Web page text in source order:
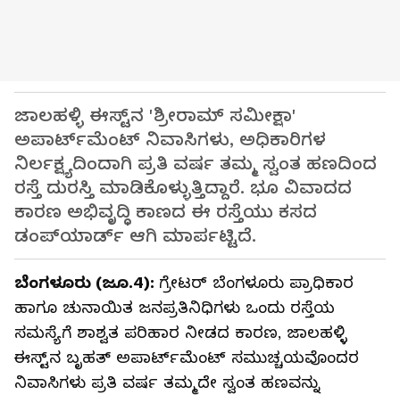
ಜಾಲಹಳ್ಳಿ ಈಸ್ಟ್‌ನ 'ಶ್ರೀರಾಮ್ ಸಮೀಕ್ಷಾ'
ಅಪಾರ್ಟ್‌ಮೆಂಟ್ ನಿವಾಸಿಗಳು, ಅಧಿಕಾರಿಗಳ
ನಿರ್ಲಕ್ಷ್ಯದಿಂದಾಗಿ ಪ್ರತಿ ವರ್ಷ ತಮ್ಮ ಸ್ವಂತ ಹಣದಿಂದ
ರಸ್ತೆ ದುರಸ್ತಿ ಮಾಡಿಕೊಳ್ಳುತ್ತಿದ್ದಾರೆ. ಭೂ ವಿವಾದದ
ಕಾರಣ ಅಭಿವೃದ್ಧಿ ಕಾಣದ ಈ ರಸ್ತೆಯು ಕಸದ
ಡಂಪ್‌ಯಾರ್ಡ್ ಆಗಿ ಮಾರ್ಪಟ್ಟಿದೆ.
ಬೆಂಗಳೂರು (ಜೂ.4): ಗ್ರೇಟರ್‌ ಬೆಂಗಳೂರು ಪ್ರಾಧಿಕಾರ
ಹಾಗೂ ಚುನಾಯಿತ ಜನಪ್ರತಿನಿಧಿಗಳು ಒಂದು ರಸ್ತೆಯ
ಸಮಸ್ಯೆಗೆ ಶಾಶ್ವತ ಪರಿಹಾರ ನೀಡದ ಕಾರಣ, ಜಾಲಹಳ್ಳಿ
ಈಸ್ಟ್‌ನ ಬೃಹತ್ ಅಪಾರ್ಟ್‌ಮೆಂಟ್ ಸಮುಚ್ಚಯವೊಂದರ
ನಿವಾಸಿಗಳು ಪ್ರತಿ ವರ್ಷ ತಮ್ಮದೇ ಸ್ವಂತ ಹಣವನ್ನು